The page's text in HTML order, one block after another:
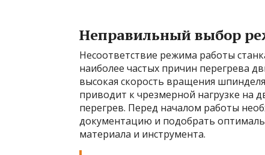
Неправильный выбор
Несоответствие режима работы
наиболее частых причин перегрева
высокая скорость вращения
приводит к чрезмерной нагрузке на
перегрев. Перед началом работы
документацию и подобрать
материала и инструмента.